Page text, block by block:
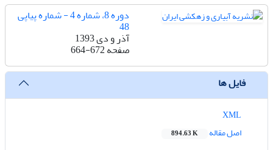
دوره 8، شماره 4 - شماره پیاپی
48
آذر و دی 1393
صفحه664-672
فایل ها
اصل مقاله
894.63 K